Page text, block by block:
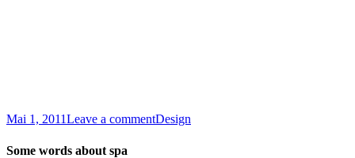
Mai 1, 2011Leave a commentDesign
Some words about spa